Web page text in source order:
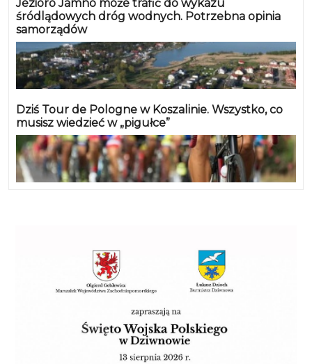
Jezioro Jamno może trafić do wykazu
śródlądowych dróg wodnych. Potrzebna opinia
samorządów
Dziś Tour de Pologne w Koszalinie. Wszystko, co
musisz wiedzieć w „pigułce”